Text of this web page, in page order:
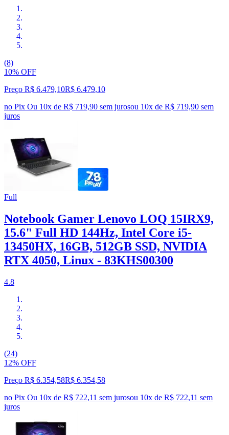
(8)
10% OFF
Preço R$ 6.479,10R$ 6.479,10
no Pix Ou 10x de R$ 719,90 sem jurosou 10x de R$ 719,90 sem
juros
Full
Notebook Gamer Lenovo LOQ 15IRX9,
15.6" Full HD 144Hz, Intel Core i5-
13450HX, 16GB, 512GB SSD, NVIDIA
RTX 4050, Linux - 83KHS00300
4.8
(24)
12% OFF
Preço R$ 6.354,58R$ 6.354,58
no Pix Ou 10x de R$ 722,11 sem jurosou 10x de R$ 722,11 sem
juros